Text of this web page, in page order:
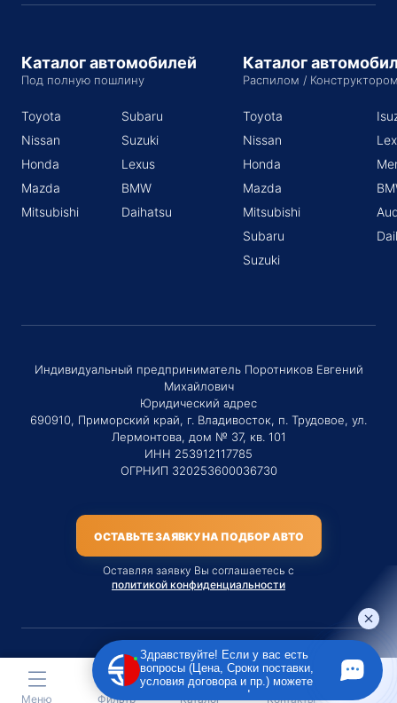
Каталог автомобилей
Под полную пошлину
Toyota
Nissan
Honda
Mazda
Mitsubishi
Subaru
Suzuki
Lexus
BMW
Daihatsu
Каталог
Распилом /
Toyota
Nissan
Honda
Mazda
Mitsubishi
Subaru
Suzuki
Индивидуальный предприниматель Поротников Евгений
Михайлович
Юридический адрес
690910, Приморский край, г. Владивосток, п. Трудовое, ул.
Лермонтова, дом № 37, кв. 101
ИНН 253912117785
ОГРНИП 320253600036730
ОСТАВЬТЕ ЗАЯВКУ НА ПОДБОР АВТО
Оставляя заявку Вы соглашаетесь с
политикой конфиденциальности
Материалы данного сайта являются публичной офертой
только на услугу сопровождения Агентом приобретения
Меню Фильтр Каталог Контакты
Здравствуйте! Если у вас есть
вопросы (Цена, Сроки поставки,
условия договора и пр.) можете
задать их мне в чат!